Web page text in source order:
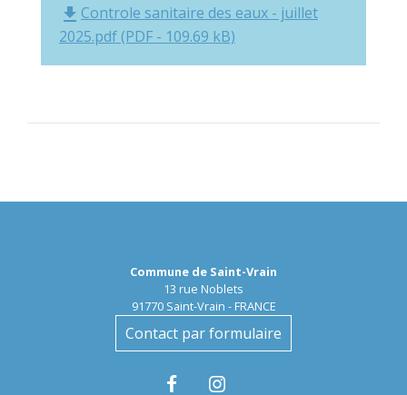
file_download Controle sanitaire des eaux - juillet
2025.pdf (PDF - 109.69 kB)
Commune de Saint-Vrain
13 rue Noblets
91770 Saint-Vrain - FRANCE
Contact par formulaire